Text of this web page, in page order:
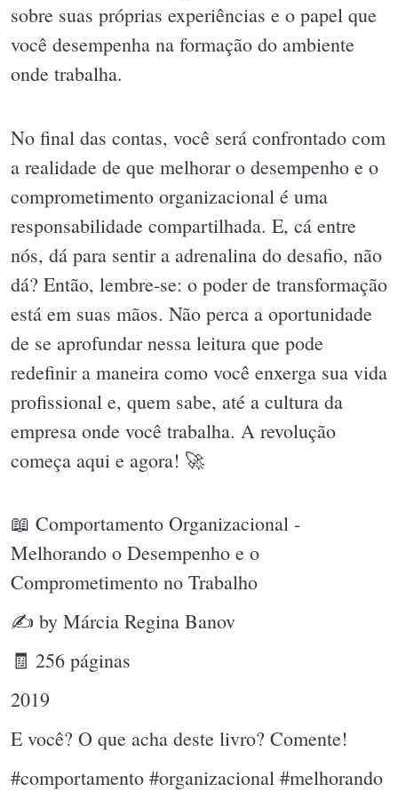
sobre suas próprias experiências e o papel que
você desempenha na formação do ambiente
onde trabalha.
No final das contas, você será confrontado com
a realidade de que melhorar o desempenho e o
comprometimento organizacional é uma
responsabilidade compartilhada. E, cá entre
nós, dá para sentir a adrenalina do desafio, não
dá? Então, lembre-se: o poder de transformação
está em suas mãos. Não perca a oportunidade
de se aprofundar nessa leitura que pode
redefinir a maneira como você enxerga sua vida
profissional e, quem sabe, até a cultura da
empresa onde você trabalha. A revolução
começa aqui e agora! 🚀
📖 Comportamento Organizacional -
Melhorando o Desempenho e o
Comprometimento no Trabalho
✍ by Márcia Regina Banov
🧾 256 páginas
2019
E você? O que acha deste livro? Comente!
#comportamento #organizacional #melhorando